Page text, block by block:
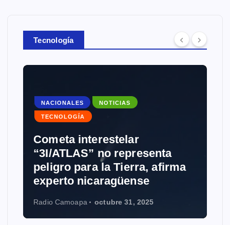
Tecnología
NACIONALES NOTICIAS
TECNOLOGÍA
Cometa interestelar
“3I/ATLAS” no representa
peligro para la Tierra, afirma
experto nicaragüense
Radio Camoapa octubre 31, 2025